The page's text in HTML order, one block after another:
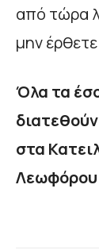
από τώρα
μην
Όλα τα
στα
Λεωφόρου